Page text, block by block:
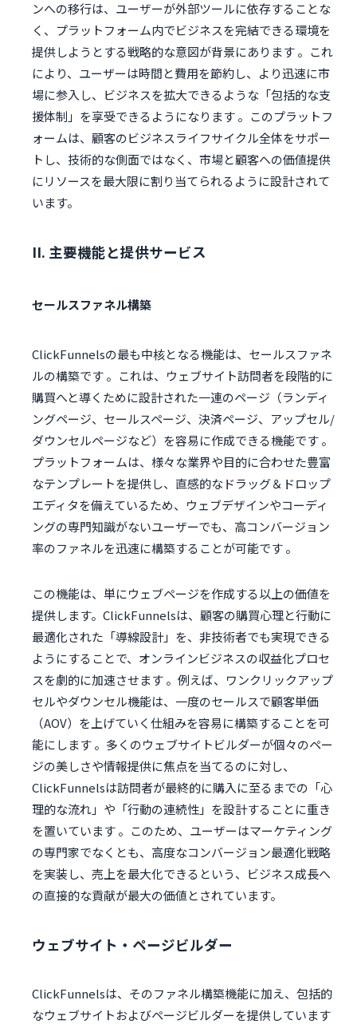
ンへの移行は、ユーザーが外部ツールに依存することな
く、プラットフォーム内でビジネスを完結できる環境を
提供しようとする戦略的な意図が背景にあります 。これ
により、ユーザーは時間と費用を節約し、より迅速に市
場に参入し、ビジネスを拡大できるような「包括的な支
援体制」を享受できるようになります 。このプラットフ
ォームは、顧客のビジネスライフサイクル全体をサポー
トし、技術的な側面ではなく、市場と顧客への価値提供
にリソースを最大限に割り当てられるように設計されて
います。
II. 主要機能と提供サービス
セールスファネル構築
ClickFunnelsの最も中核となる機能は、セールスファネ
ルの構築です 。これは、ウェブサイト訪問者を段階的に
購買へと導くために設計された一連のページ（ランディ
ングページ、セールスページ、決済ページ、アップセル/
ダウンセルページなど）を容易に作成できる機能です 。
プラットフォームは、様々な業界や目的に合わせた豊富
なテンプレートを提供し、直感的なドラッグ＆ドロップ
エディタを備えているため、ウェブデザインやコーディ
ングの専門知識がないユーザーでも、高コンバージョン
率のファネルを迅速に構築することが可能です 。
この機能は、単にウェブページを作成する以上の価値を
提供します。ClickFunnelsは、顧客の購買心理と行動に
最適化された「導線設計」を、非技術者でも実現できる
ようにすることで、オンラインビジネスの収益化プロセ
スを劇的に加速させます 。例えば、ワンクリックアップ
セルやダウンセル機能は、一度のセールスで顧客単価
（AOV）を上げていく仕組みを容易に構築することを可
能にします 。多くのウェブサイトビルダーが個々のペー
ジの美しさや情報提供に焦点を当てるのに対し、
ClickFunnelsは訪問者が最終的に購入に至るまでの「心
理的な流れ」や「行動の連続性」を設計することに重き
を置いています 。このため、ユーザーはマーケティング
の専門家でなくとも、高度なコンバージョン最適化戦略
を実装し、売上を最大化できるという、ビジネス成長へ
の直接的な貢献が最大の価値とされています。
ウェブサイト・ページビルダー
ClickFunnelsは、そのファネル構築機能に加え、包括的
なウェブサイトおよびページビルダーを提供しています